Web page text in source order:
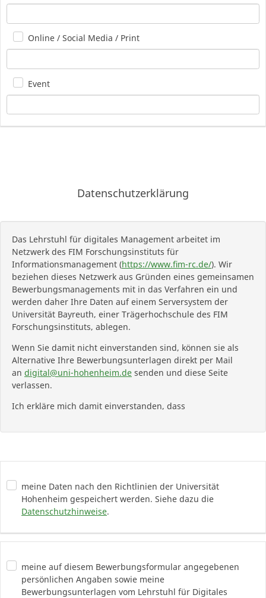
Online / Social Media / Print
Event
Datenschutzerklärung
Das Lehrstuhl für digitales Management arbeitet im
Netzwerk des FIM Forschungsinstituts für
Informationsmanagement (https://www.fim-rc.de/). Wir
beziehen dieses Netzwerk aus Gründen eines gemeinsamen
Bewerbungsmanagements mit in das Verfahren ein und
werden daher Ihre Daten auf einem Serversystem der
Universität Bayreuth, einer Trägerhochschule des FIM
Forschungsinstituts, ablegen.
Wenn Sie damit nicht einverstanden sind, können sie als
Alternative Ihre Bewerbungsunterlagen direkt per Mail
an digital@uni-hohenheim.de senden und diese Seite
verlassen.
Ich erkläre mich damit einverstanden, dass
meine Daten nach den Richtlinien der Universität
Hohenheim gespeichert werden. Siehe dazu die
Datenschutzhinweise.
meine auf diesem Bewerbungsformular angegebenen
persönlichen Angaben sowie meine
Bewerbungsunterlagen vom Lehrstuhl für Digitales